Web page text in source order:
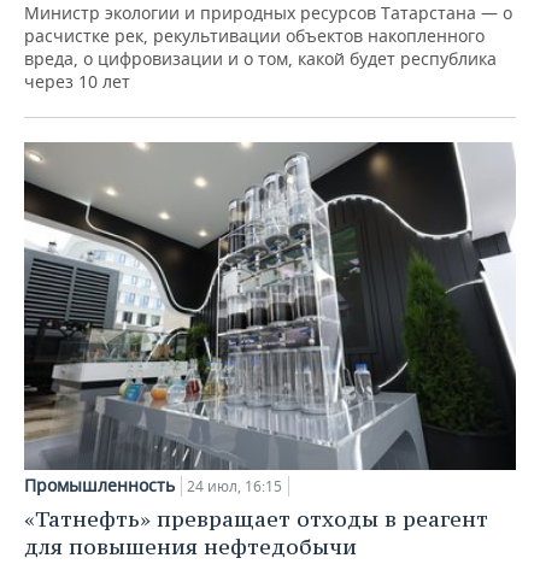
Министр экологии и природных ресурсов Татарстана — о
расчистке рек, рекультивации объектов накопленного
вреда, о цифровизации и о том, какой будет республика
через 10 лет
Промышленность 24 июл, 16:15
«Татнефть» превращает отходы в реагент
для повышения нефтедобычи